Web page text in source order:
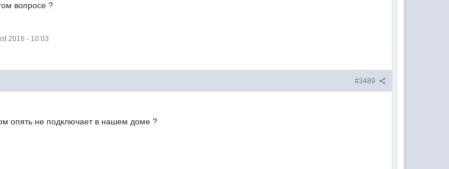
вопросе ?
2016 - 10:03
#3489
опять не подключает в нашем доме ?